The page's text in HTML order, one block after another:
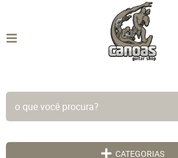
TODO SITE EM ATÉ 5X SEM JUROS!
CATEGORIAS